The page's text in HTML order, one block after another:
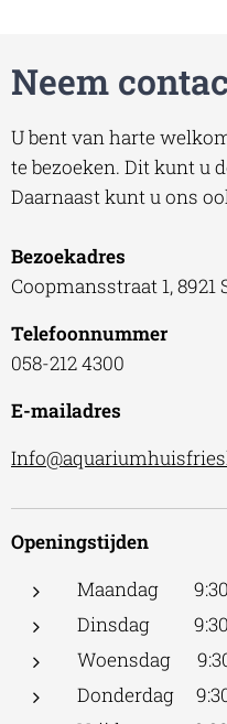
Neem
U bent van harte
te bezoeken. Dit kunt u
Daarnaast kunt u ons
Bezoekadres
Coopmansstraat 1, 8921
Telefoonnummer
058-212 4300
E-mailadres
Openingstijden
Maandag 9:30
Dinsdag 9:30
Woensdag 9:30
Donderdag